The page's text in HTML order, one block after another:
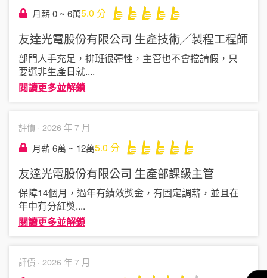
月薪 0 ~ 6萬5.0 分
友達光電股份有限公司 生產技術╱製程工程師
部門人手充足，排班很彈性，主管也不會擋請假，只
要選非生產日就....
閱讀更多並解鎖
評價 · 2026 年 7 月
月薪 6萬 ~ 12萬5.0 分
友達光電股份有限公司 生產部課級主管
保障14個月，過年有績效獎金，有固定調薪，並且在
年中有分紅獎....
閱讀更多並解鎖
評價 · 2026 年 7 月